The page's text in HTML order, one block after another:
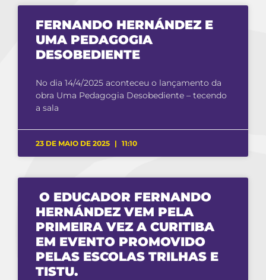
FERNANDO HERNÁNDEZ E
UMA PEDAGOGIA
DESOBEDIENTE
No dia 14/4/2025 aconteceu o lançamento da
obra Uma Pedagogia Desobediente – tecendo
a sala
23 DE MAIO DE 2025 11:10
O EDUCADOR FERNANDO
HERNÁNDEZ VEM PELA
PRIMEIRA VEZ A CURITIBA
EM EVENTO PROMOVIDO
PELAS ESCOLAS TRILHAS E
TISTU.